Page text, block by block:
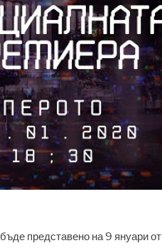
представено на 9 януари от